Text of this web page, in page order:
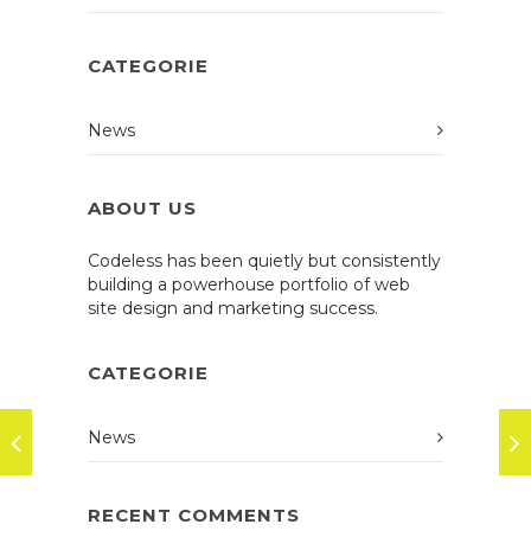
CATEGORIE
News
ABOUT US
Codeless has been quietly but consistently
building a powerhouse portfolio of web
site design and marketing success.
CATEGORIE
News
RECENT COMMENTS